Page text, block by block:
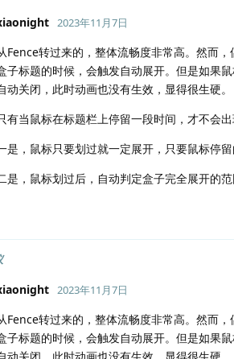
2023年11月7日
Fence转过来的，整体流畅度非常高。然而
子标题的时候，会触发自动展开。但是如果
动关闭，此时动画也没有生效，显得很生硬。
有当鼠标在标题栏上停留一段时间，才不会
是，鼠标只要划过就一定展开，只要鼠标停
是，鼠标划过后，自动判定盒子完全展开的
2023年11月7日
Fence转过来的，整体流畅度非常高。然而
子标题的时候，会触发自动展开。但是如果